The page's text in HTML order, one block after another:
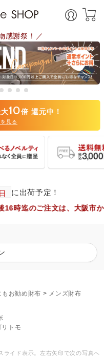
感謝祭！／
10倍 還元中！
見る
に出荷予定！
は、大阪市からヤマト運
お勧め財布
メンズ財布
トモ
ライド表示。左右矢印で次の写真へ